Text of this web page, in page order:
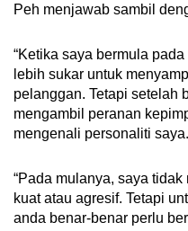
Peh menjawab sambil
“Ketika saya bermula
lebih sukar untuk
pelanggan. Tetapi setelah
mengambil peranan
mengenali personaliti saya.
“Pada mulanya, saya
kuat atau agresif. Tetapi
anda benar-benar perlu